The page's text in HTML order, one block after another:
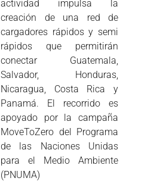
actividad impulsa la
creación de una red de
cargadores rápidos y semi
rápidos que permitirán
conectar Guatemala,
Salvador, Honduras,
Nicaragua, Costa Rica y
Panamá. El recorrido es
apoyado por la campaña
MoveToZero del Programa
de las Naciones Unidas
para el Medio Ambiente
(PNUMA)